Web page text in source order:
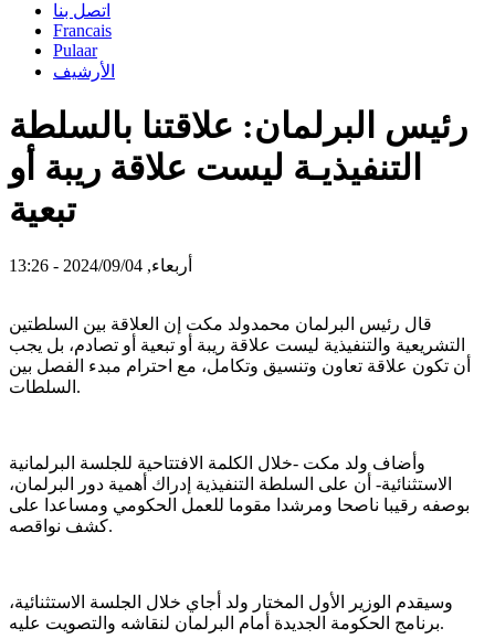
اتصل بنا
Francais
Pulaar
الأرشيف
رئيس البرلمان: علاقتنا بالسلطة
التنفيذيـة ليست علاقة ريبة أو
تبعية
أربعاء, 2024/09/04 - 13:26
قال رئيس البرلمان محمدولد مكت إن العلاقة بين السلطتين
التشريعية والتنفيذية ليست علاقة ريبة أو تبعية أو تصادم، بل يجب
أن تكون علاقة تعاون وتنسيق وتكامل، مع احترام مبدء الفصل بين
السلطات.
وأضاف ولد مكت -خلال الكلمة الافتتاحية للجلسة البرلمانية
الاستثنائية- أن على السلطة التنفيذية إدراك أهمية دور البرلمان،
بوصفه رقيبا ناصحا ومرشدا مقوما للعمل الحكومي ومساعدا على
كشف نواقصه.
وسيقدم الوزير الأول المختار ولد أجاي خلال الجلسة الاستثنائية،
برنامج الحكومة الجديدة أمام البرلمان لنقاشه والتصويت عليه.